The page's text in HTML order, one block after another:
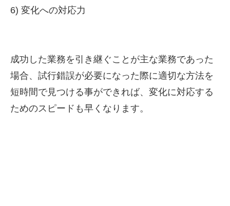
6) 変化への対応力
成功した業務を引き継ぐことが主な業務であった
場合、試行錯誤が必要になった際に適切な方法を
短時間で見つける事ができれば、変化に対応する
ためのスピードも早くなります。